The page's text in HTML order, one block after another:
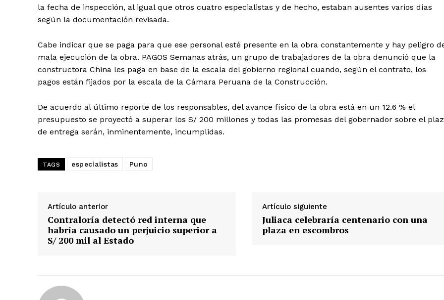
la fecha de inspección, al igual que otros cuatro especialistas y de hecho, estaban ausentes varios días
según la documentación revisada.
Cabe indicar que se paga para que ese personal esté presente en la obra constantemente y hay peligro
mala ejecución de la obra. PAGOS Semanas atrás, un grupo de trabajadores de la obra denunció que la
constructora China les paga en base de la escala del gobierno regional cuando, según el contrato, los
pagos están fijados por la escala de la Cámara Peruana de la Construcción.
De acuerdo al último reporte de los responsables, del avance físico de la obra está en un 12.6 % el
presupuesto se proyectó a superar los S/ 200 millones y todas las promesas del gobernador sobre el
de entrega serán, inminentemente, incumplidas.
TAGS especialistas Puno
Artículo anterior
Contraloría detectó red interna que
habría causado un perjuicio superior a
S/ 200 mil al Estado
Artículo siguiente
Juliaca celebraría centenario con una
plaza en escombros